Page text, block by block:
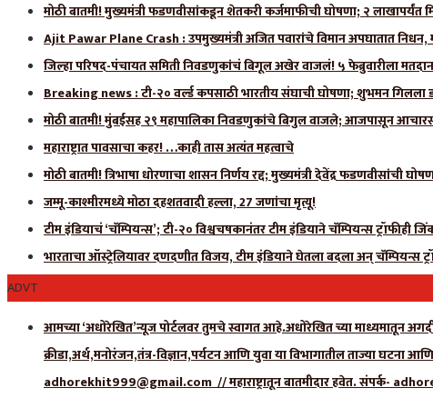
मोठी बातमी! मुख्यमंत्री फडणवीसांकडून शेतकरी कर्जमाफीची घोषणा; २ लाखापर्यंत
Ajit Pawar Plane Crash : उपमुख्यमंत्री अजित पवारांचे विमान अपघातात निधन,
जिल्हा परिषद-पंचायत समिती निवडणुकांचं बिगूल अखेर वाजलं! ५ फेब्रुवारीला
Breaking news : टी-२० वर्ल्ड कपसाठी भारतीय संघाची घोषणा; शुभमन गिलला
मोठी बातमी! मुंबईसह २९ महापालिका निवडणुकांचे बिगुल वाजले; आजपासून
महाराष्ट्रात पावसाचा कहर! …काही तास अत्यंत महत्वाचे
मोठी बातमी! त्रिभाषा धोरणाचा शासन निर्णय रद्द; मुख्यमंत्री देवेंद्र फडणवीसांची
जम्मू-काश्मीरमध्ये मोठा दहशतवादी हल्ला, 27 जणांचा मृत्यू!
टीम इंडियाचं ‘चॅम्पियन्स’; टी-२० विश्वचषकानंतर टीम इंडियाने चॅम्पियन्स ट्रॉफीही
भारताचा ऑस्ट्रेलियावर दणदणीत विजय, टीम इंडियाने घेतला बदला अन् चॅम्पियन्स
ADVT
आमच्या ‘अधोरेखित’न्यूज पोर्टलवर तुमचे स्वागत आहे.अधोरेखित च्या माध्यमातून अगदी
क्रीडा,अर्थ,मनोरंजन,तंत्र-विज्ञान,पर्यटन आणि युवा या विभागातील ताज्या घटना
adhorekhit999@gmail.com // महाराष्ट्रातून बातमीदार हवेत. संपर्क-